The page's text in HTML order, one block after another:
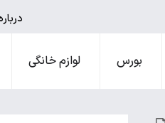
بورس لوازم خانگی